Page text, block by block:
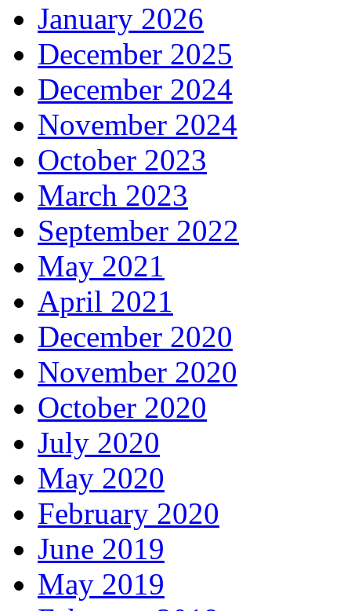
January 2026
December 2025
December 2024
November 2024
October 2023
March 2023
September 2022
May 2021
April 2021
December 2020
November 2020
October 2020
July 2020
May 2020
February 2020
June 2019
May 2019